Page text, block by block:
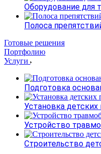
Оборудование для
Полоса
Готовые решения
Портфолию
Услуги
Подготовка
Установка
Устройство
Строительство